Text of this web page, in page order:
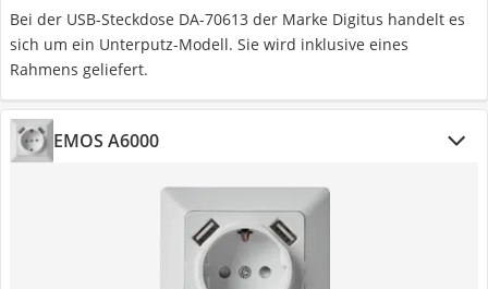
Bei der USB-Steckdose DA-70613 der Marke Digitus handelt es
sich um ein Unterputz-Modell. Sie wird inklusive eines
Rahmens geliefert.
EMOS A6000